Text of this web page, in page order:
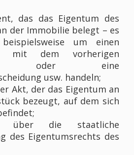
das das Eigentum des
der Immobilie belegt – es
um einen
mit dem vorherigen
oder eine
usw. handeln;
Akt, der das Eigentum an
bezeugt, auf dem sich
über die staatliche
des Eigentumsrechts des